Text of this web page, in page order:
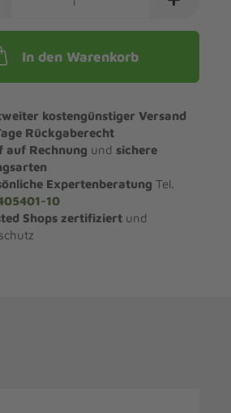
In den Warenkorb
kostengünstiger Versand
Rückgaberecht
auf Rechnung und sichere
Expertenberatung Tel.
10
Shops zertifiziertund